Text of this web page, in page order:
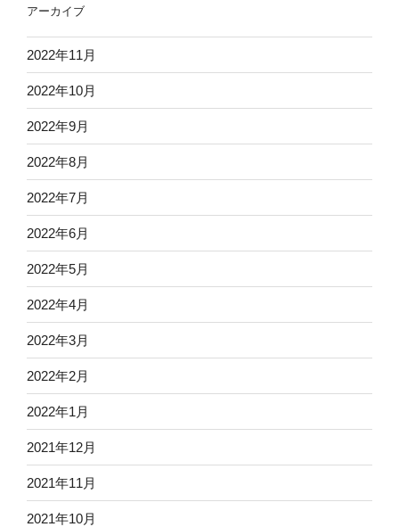
アーカイブ
2022年11月
2022年10月
2022年9月
2022年8月
2022年7月
2022年6月
2022年5月
2022年4月
2022年3月
2022年2月
2022年1月
2021年12月
2021年11月
2021年10月